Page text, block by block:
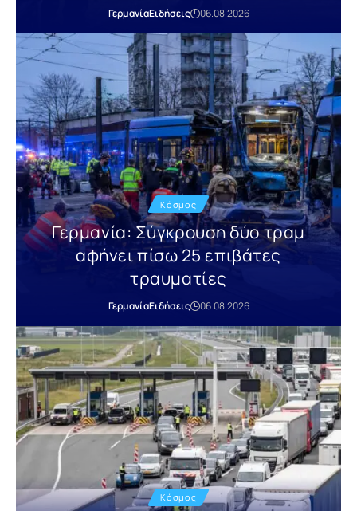
ΓερμανίαΕιδήσεις 06.08.2026
Κόσμος
Γερμανία: Σύγκρουση δύο τραμ
αφήνει πίσω 25 επιβάτες
τραυματίες
ΓερμανίαΕιδήσεις 06.08.2026
Κόσμος